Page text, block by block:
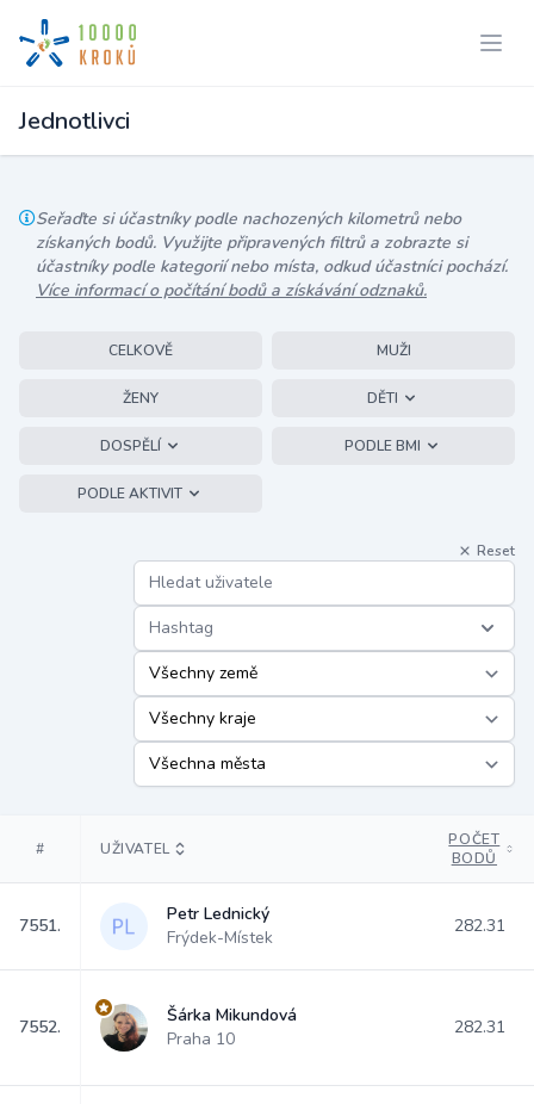
Jednotlivci
Seřaďte si účastníky podle nachozených kilometrů nebo
získaných bodů. Využijte připravených filtrů a zobrazte si
účastníky podle kategorií nebo místa, odkud účastníci pochází.
Více informací o počítání bodů a získávání odznaků.
CELKOVĚ MUŽI
ŽENY DĚTI
DOSPĚLÍ PODLE BMI
PODLE AKTIVIT
Reset
Hashtag
# UŽIVATEL
POČET
BODŮ
7551.
Petr Lednický
Frýdek-Místek
282.31
7552.
Šárka Mikundová
Praha 10
282.31